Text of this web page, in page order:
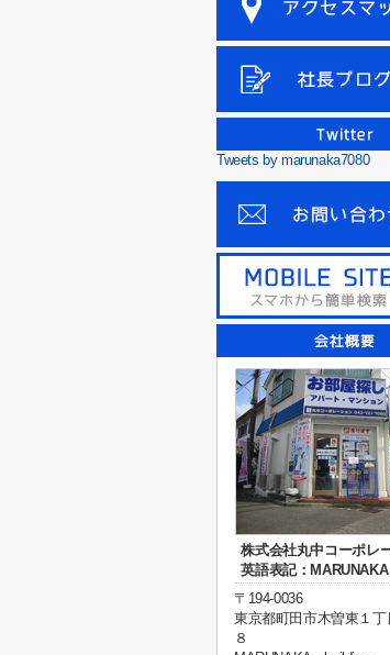
Tweets by marunaka7080
株式会社丸中コーポレ
英語表記：
〒194-0036
東京都町田市木曽東１丁
８